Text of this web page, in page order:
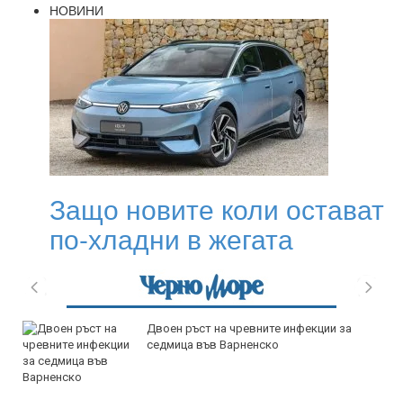
НОВИНИ
Защо новите коли остават
по-хладни в жегата
Двоен ръст на чревните инфекции за
седмица във Варненско